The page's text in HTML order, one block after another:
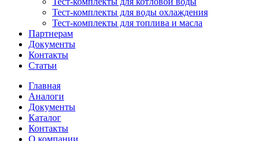
Тест-комплекты для воды охлаждения
Тест-комплекты для топлива и масла
Партнерам
Документы
Контакты
Статьи
Главная
Аналоги
Документы
Каталог
Контакты